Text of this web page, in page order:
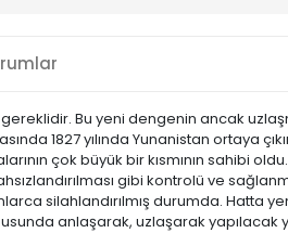
gereklidir. Bu yeni dengenin ancak
1827 yılında Yunanistan ortaya
çok büyük bir kısmının sahibi
gibi kontrolü ve
silahlandırılmış durumda. Hatta
anlaşarak, uzlaşarak yapılacak